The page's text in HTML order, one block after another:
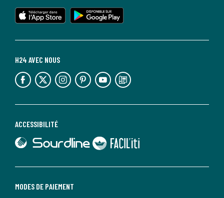
MODES DE PAIEMENT
ACCESSIBILITÉ
lien vers Sourdline
lien vers Faciliti
H24 AVEC NOUS
lien vers l'espace réseaux sociaux lien vers l'espace réseaux sociaux lien vers l'espace réseaux sociaux lien vers l'espace réseaux sociaux lien vers l'espace réseaux sociaux lien vers le blog la redoute
lien vers l'app store
lien vers google play